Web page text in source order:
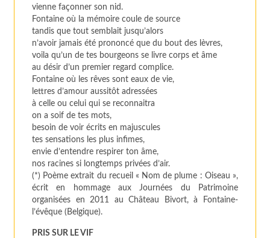
vienne façonner son nid.
Fontaine où la mémoire coule de source
tandis que tout semblait jusqu’alors
n’avoir jamais été prononcé que du bout des lèvres,
voila qu’un de tes bourgeons se livre corps et âme
au désir d’un premier regard complice.
Fontaine où les rêves sont eaux de vie,
lettres d’amour aussitôt adressées
à celle ou celui qui se reconnaitra
on a soif de tes mots,
besoin de voir écrits en majuscules
tes sensations les plus infimes,
envie d’entendre respirer ton âme,
nos racines si longtemps privées d’air.
(*) Poème extrait du recueil « Nom de plume : Oiseau »,
écrit en hommage aux Journées du Patrimoine
organisées en 2011 au Château Bivort, à Fontaine-
l’évêque (Belgique).
PRIS SUR LE VIF